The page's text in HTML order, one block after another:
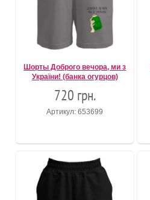
Шорты Доброго вечора, ми з
України! (банка огурцов)
720 грн.
Артикул: 653699